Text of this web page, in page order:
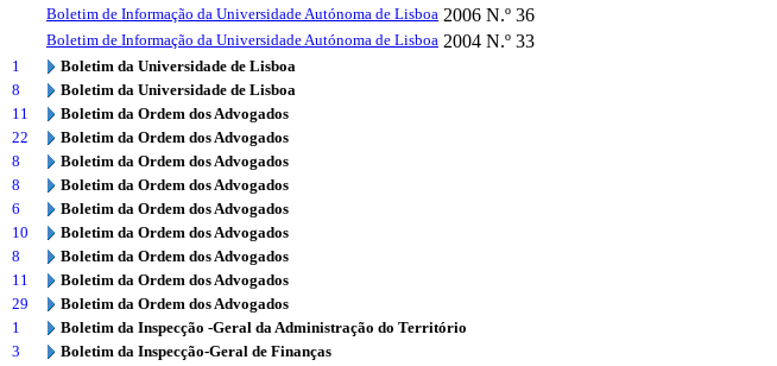
Boletim de Informação da Universidade Autónoma de Lisboa 2006 N.º 36
Boletim de Informação da Universidade Autónoma de Lisboa 2004 N.º 33
1
Boletim da Universidade de Lisboa
8
Boletim da Universidade de Lisboa
11
Boletim da Ordem dos Advogados
22
Boletim da Ordem dos Advogados
8
Boletim da Ordem dos Advogados
8
Boletim da Ordem dos Advogados
6
Boletim da Ordem dos Advogados
10
Boletim da Ordem dos Advogados
8
Boletim da Ordem dos Advogados
11
Boletim da Ordem dos Advogados
29
Boletim da Ordem dos Advogados
1
Boletim da Inspecção -Geral da Administração do Território
3
Boletim da Inspecção-Geral de Finanças